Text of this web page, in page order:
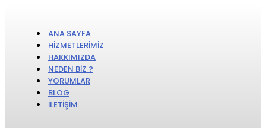
ANA SAYFA
HIZMETLERIMIZ
HAKKIMIZDA
NEDEN BIZ ?
YORUMLAR
BLOG
İLETIŞIM